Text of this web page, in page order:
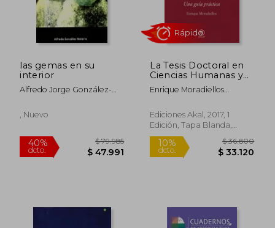
dcto. dcto.
las gemas en su
interior
Alfredo Jorge González-
, Nuevo
La Tesis Doctoral en
Ciencias Humanas y
Sociales: Una Guía
Práctica
Enrique Moradiellos
Ediciones Akal, 2017, 1
Edición, Tapa Blanda,
Nuevo